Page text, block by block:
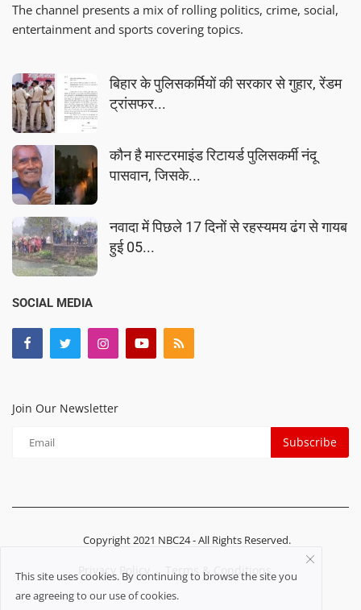
The channel presents a mix of rolling politics, crime, social,
entertainment and sports covering topics.
बिहार के पुलिसकर्मियों की सरकार से गुहार, रेंडम
ट्रांसफर...
कौन है मास्टरमाइंड रिटायर्ड पुलिसकर्मी नंदू
पासवान, जिसके...
नवादा में पिछले 17 दिनों से रहस्यमय ढंग से गायब
हुई 05...
SOCIAL MEDIA
Join Our Newsletter
Subscribe
Copyright 2021 NBC24 - All Rights Reserved.
Privacy Policy Terms & Conditions
This site uses cookies. By continuing to browse the site you
are agreeing to our use of cookies.